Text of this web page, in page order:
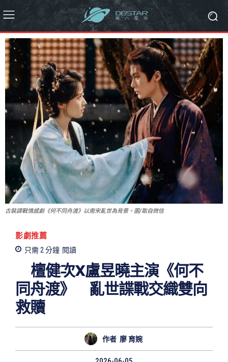
古裝諜戰情感劇《何不同舟渡》以南宋亂世為背景。圖/取自微信
影劇推薦
只需 2 分鐘 閱讀
檀健次X盧昱曉主演《何不
同舟渡》 亂世諜戰交織雙向
救贖
作者 廖 育婉